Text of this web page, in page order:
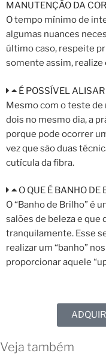
MANUTENÇÃO DA
O tempo mínimo de
algumas nuances
último caso, respeite
somente assim, realize
É POSSÍVEL
Mesmo com o teste
dois no mesmo dia, a
porque pode ocorrer
vez que são duas
cutícula da fibra.
O QUE É BANHO DE
O “Banho de Brilho” é
salões de beleza e que
tranquilamente. Esse
realizar um “banho”
proporcionar aquele
Veja também